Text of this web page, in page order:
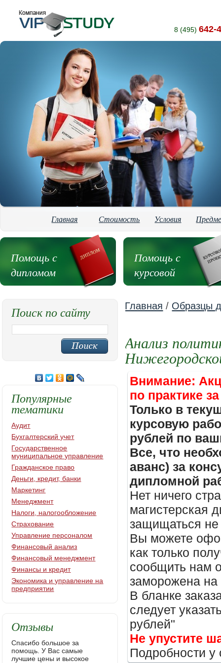
8 (495) 642-
Главная Стоимость Условия
Помощь с
дипломом
Помощь с
курсовой
Главная / Образцы
Анализ
Внимание:
по практике
Только в
курсовую
рублей по
Все, что
аванс) за
дипломной
Нет ничего
магистерская
защищаться не
Вы можете
как только
сообщить нам
заморожена
В бланке
следует
рублей"
Не упустите
Подробности
Поиск по сайту
Популярные
тематики
Аудит
Бухгалтерский учет
Государственное
муниципальное управление
Гражданское право
Деньги, кредит, банки
Маркетинг
Менеджмент
Налоги, налогообложение
Страхование
Управление персоналом
Финансовый анализ
Финансовый менеджмент
Финансы и кредит
Экономика и управление на
предприятии
Отзывы
Спасибо большое за
помощь. У Вас самые
лучшие цены и высокое